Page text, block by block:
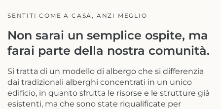
SENTITI COME A CASA, ANZI MEGLIO
Non sarai un semplice ospite, ma
farai parte della nostra comunità.
Si tratta di un modello di albergo che si differenzia
dai tradizionali alberghi concentrati in un unico
edificio, in quanto sfrutta le risorse e le strutture già
esistenti, ma che sono state riqualificate per